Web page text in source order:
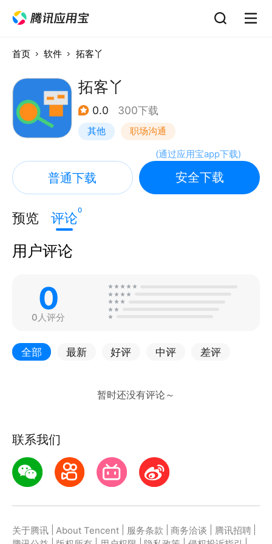
首页 软件 拓客丫
拓客丫
0.0 300下载
其他 职场沟通
(通过应用宝app下载)
普通下载 安全下载
预览 评论0
用户评论
0
0人评分
全部 最新 好评 中评 差评
联系我们
关于腾讯 About Tencent 服务条款 商务洽谈 腾讯招聘